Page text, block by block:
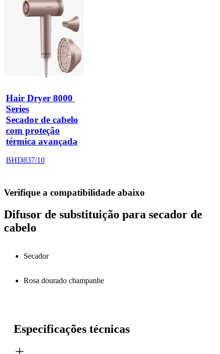
Hair Dryer 8000
Series
Secador de cabelo
com proteção
térmica avançada
BHD837/10
Verifique a compatibilidade abaixo
Difusor de substituição para secador de
cabelo
Secador
Rosa dourado champanhe
Especificações técnicas